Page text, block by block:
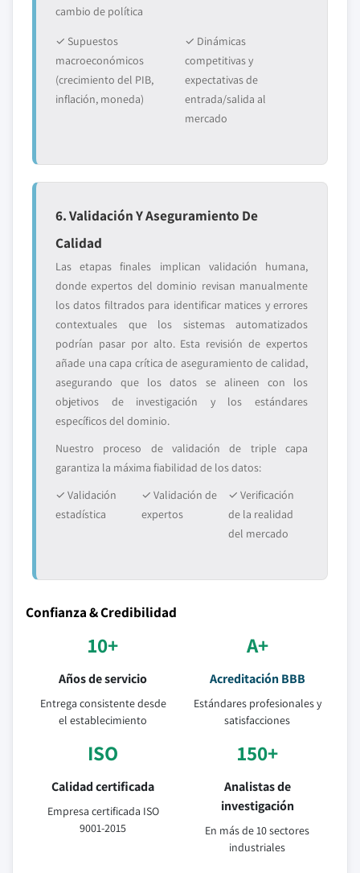
cambio de política
✓ Supuestos
macroeconómicos
(crecimiento del PIB,
inflación, moneda)
✓ Dinámicas
competitivas y
expectativas de
entrada/salida al
mercado
6. Validación Y Aseguramiento De
Calidad
Las etapas finales implican validación humana,
donde expertos del dominio revisan manualmente
los datos filtrados para identificar matices y errores
contextuales que los sistemas automatizados
podrían pasar por alto. Esta revisión de expertos
añade una capa crítica de aseguramiento de calidad,
asegurando que los datos se alineen con los
objetivos de investigación y los estándares
específicos del dominio.
Nuestro proceso de validación de triple capa
garantiza la máxima fiabilidad de los datos:
✓ Validación
estadística
✓ Validación de
expertos
✓ Verificación
de la realidad
del mercado
Confianza & Credibilidad
10+
Años de servicio
Entrega consistente desde
el establecimiento
A+
Acreditación BBB
Estándares profesionales y
satisfacciones
ISO
Calidad certificada
Empresa certificada ISO
9001-2015
150+
Analistas de
investigación
En más de 10 sectores
industriales